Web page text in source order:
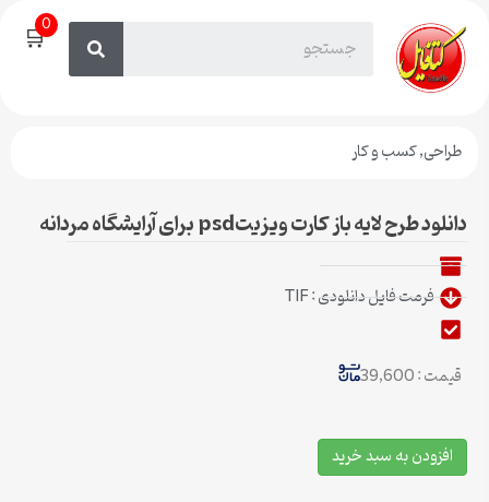
🛒0
طراحی,کسب و کار
دانلود طرح لایه باز کارت ویزیتpsd برای آرایشگاه مردانه
فرمت فایل دانلودی : TIF
قیمت : 39,600
افزودن به سبد خرید